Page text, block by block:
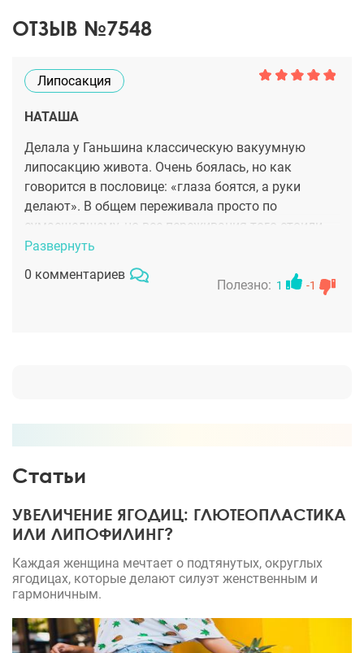
ОТЗЫВ №7548
Липосакция
НАТАША
Делала у Ганьшина классическую вакуумную
липосакцию живота. Очень боялась, но как
говорится в пословице: «глаза боятся, а руки
делают». В общем переживала просто по
сумасшедшему, но все переживания того стоили.
Эффект потрясающий! Рекомендую клинику и
доктора, все происходит на высшем уровне!
Развернуть
0 комментариев
Полезно: 1 -1
Статьи
УВЕЛИЧЕНИЕ ЯГОДИЦ: ГЛЮТЕОПЛАСТИКА
ИЛИ ЛИПОФИЛИНГ?
Каждая женщина мечтает о подтянутых, округлых
ягодицах, которые делают силуэт женственным и
гармоничным.